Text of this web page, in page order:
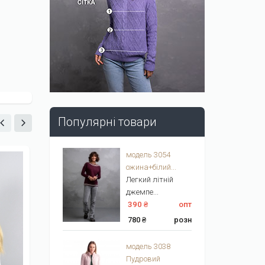
Популярні товари
модель 3054
ожина+білий...
Легкий літній
джемпе...
390 ₴
опт
780 ₴
розн
модель 3038
Пудровий